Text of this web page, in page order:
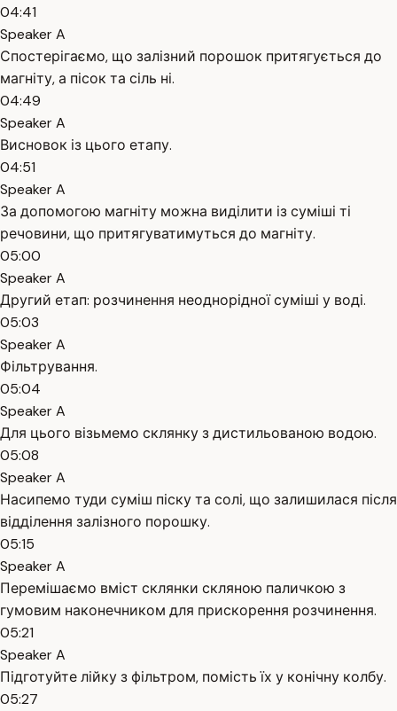
04:41
Speaker A
Спостерігаємо, що залізний порошок притягується до
магніту, а пісок та сіль ні.
04:49
Speaker A
Висновок із цього етапу.
04:51
Speaker A
За допомогою магніту можна виділити із суміші ті
речовини, що притягуватимуться до магніту.
05:00
Speaker A
Другий етап: розчинення неоднорідної суміші у воді.
05:03
Speaker A
Фільтрування.
05:04
Speaker A
Для цього візьмемо склянку з дистильованою водою.
05:08
Speaker A
Насипемо туди суміш піску та солі, що залишилася після
відділення залізного порошку.
05:15
Speaker A
Перемішаємо вміст склянки скляною паличкою з
гумовим наконечником для прискорення розчинення.
05:21
Speaker A
Підготуйте лійку з фільтром, помість їх у конічну колбу.
05:27